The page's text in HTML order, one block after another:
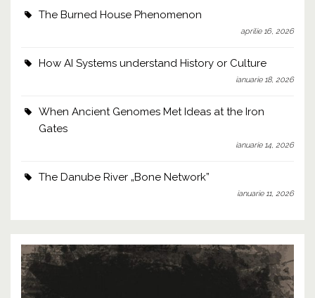
The Burned House Phenomenon
aprilie 16, 2026
How AI Systems understand History or Culture
ianuarie 18, 2026
When Ancient Genomes Met Ideas at the Iron
Gates
ianuarie 14, 2026
The Danube River „Bone Network”
ianuarie 11, 2026